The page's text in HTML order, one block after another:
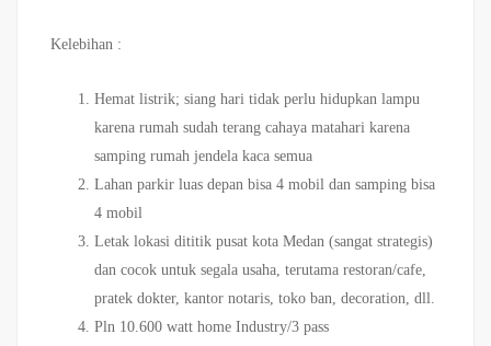
Kelebihan :
Hemat listrik; siang hari tidak perlu hidupkan lampu
karena rumah sudah terang cahaya matahari karena
samping rumah jendela kaca semua
Lahan parkir luas depan bisa 4 mobil dan samping bisa
4 mobil
Letak lokasi dititik pusat kota Medan (sangat strategis)
dan cocok untuk segala usaha, terutama restoran/cafe,
pratek dokter, kantor notaris, toko ban, decoration, dll.
Pln 10.600 watt home Industry/3 pass